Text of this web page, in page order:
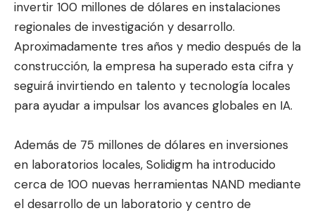
invertir 100 millones de dólares en instalaciones
regionales de investigación y desarrollo.
Aproximadamente tres años y medio después de la
construcción, la empresa ha superado esta cifra y
seguirá invirtiendo en talento y tecnología locales
para ayudar a impulsar los avances globales en IA.
Además de 75 millones de dólares en inversiones
en laboratorios locales, Solidigm ha introducido
cerca de 100 nuevas herramientas NAND mediante
el desarrollo de un laboratorio y centro de